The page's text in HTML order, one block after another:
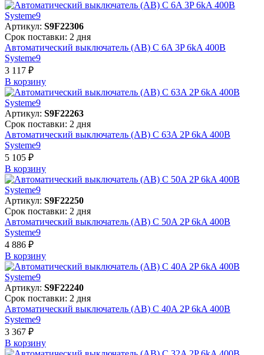
Артикул: S9F22306
Срок поставки: 2 дня
Автоматический выключатель (АВ) C 6A 3P 6kA 400В
Systeme9
3 117 ₽
В корзинy
Артикул: S9F22263
Срок поставки: 2 дня
Автоматический выключатель (АВ) C 63A 2P 6kA 400В
Systeme9
5 105 ₽
В корзинy
Артикул: S9F22250
Срок поставки: 2 дня
Автоматический выключатель (АВ) C 50A 2P 6kA 400В
Systeme9
4 886 ₽
В корзинy
Артикул: S9F22240
Срок поставки: 2 дня
Автоматический выключатель (АВ) C 40A 2P 6kA 400В
Systeme9
3 367 ₽
В корзинy